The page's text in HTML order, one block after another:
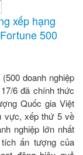
xếp hạng
500
doanh nghiệp
6 đã chính thức
Quốc gia Việt
vực, xếp thứ 5 về
nghiệp lớn nhất
ấn tượng của